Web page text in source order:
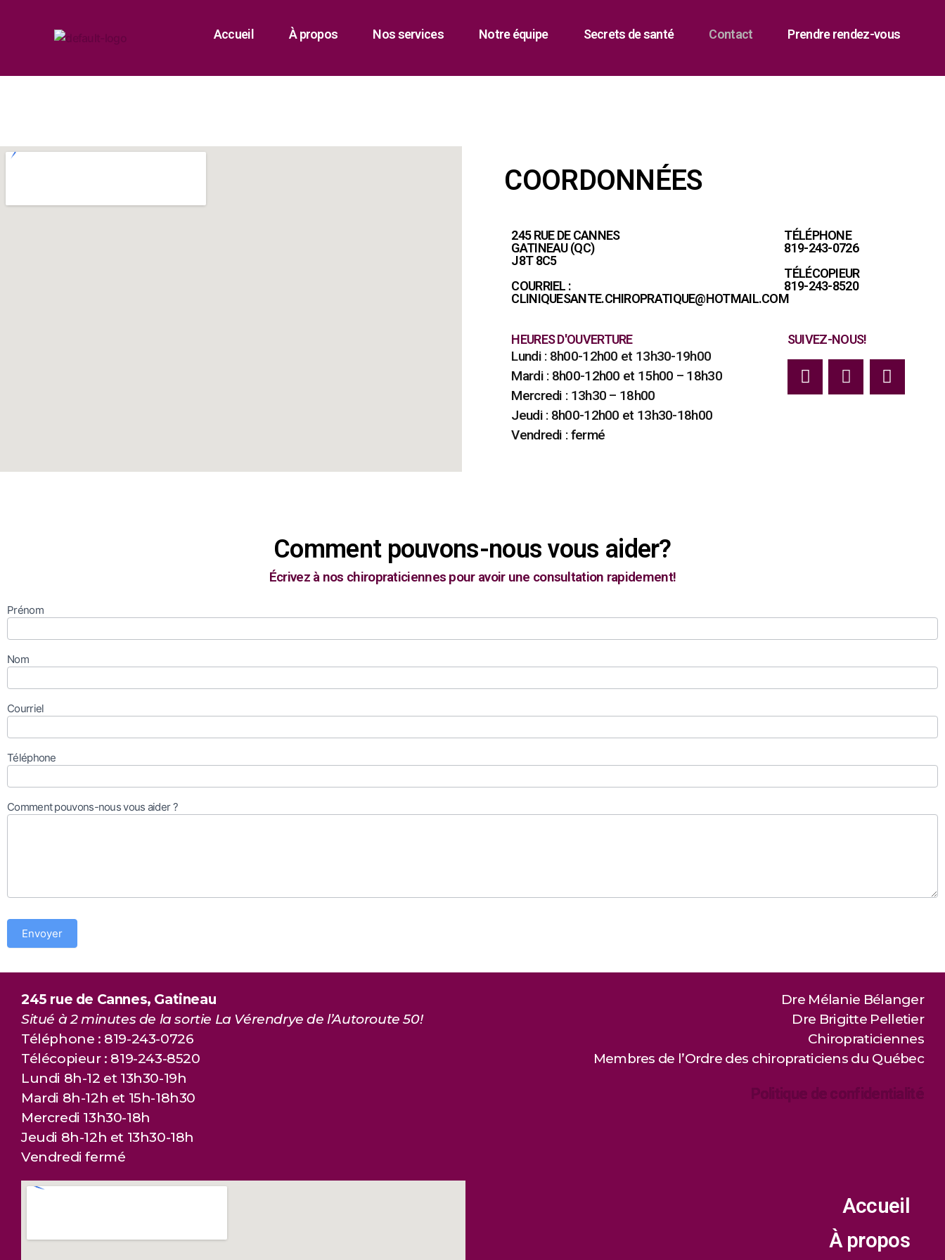
Accueil À propos Nos services Notre équipe Secrets de santé Contact Prendre rendez-vous
COORDONNÉES
245 RUE DE CANNES
GATINEAU (QC)
J8T 8C5
COURRIEL :
CLINIQUESANTE.CHIROPRATIQUE@HOTMAIL.COM
TÉLÉPHONE
819-243-0726
TÉLÉCOPIEUR
819-243-8520
HEURES D'OUVERTURE
Lundi : 8h00-12h00 et 13h30-19h00
Mardi : 8h00-12h00 et 15h00 – 18h30
Mercredi : 13h30 – 18h00
Jeudi : 8h00-12h00 et 13h30-18h00
Vendredi : fermé
SUIVEZ-NOUS!
Comment pouvons-nous vous aider?
Écrivez à nos chiropraticiennes pour avoir une consultation rapidement!
Contact
Prénom
Nom
Courriel
Téléphone
Comment pouvons-nous vous aider ?
Envoyer
245 rue de Cannes, Gatineau
Situé à 2 minutes de la sortie La Vérendrye de l’Autoroute 50!
Téléphone : 819-243-0726
Télécopieur : 819-243-8520
Lundi 8h-12 et 13h30-19h
Mardi 8h-12h et 15h-18h30
Mercredi 13h30-18h
Jeudi 8h-12h et 13h30-18h
Vendredi fermé
Dre Mélanie Bélanger
Dre Brigitte Pelletier
Chiropraticiennes
Membres de l’Ordre des chiropraticiens du Québec
Politique de confidentialité
Accueil
À propos